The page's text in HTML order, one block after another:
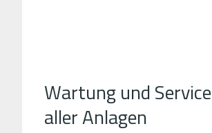
Wartung und Service
aller Anlagen